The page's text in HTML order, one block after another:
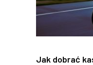
Jak dobrać